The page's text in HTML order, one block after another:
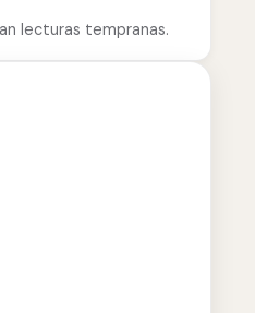
lecturas tempranas.